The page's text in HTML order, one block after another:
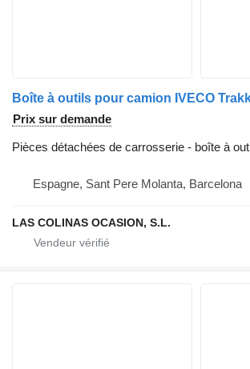
Boîte à outils pour camion IVECO
Prix sur demande
Pièces détachées de carrosserie - boîte à
Espagne, Sant Pere Molanta, Barcelona
LAS COLINAS OCASION, S.L.